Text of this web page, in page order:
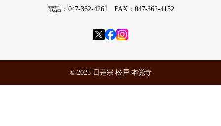
電話：047-362-4261 FAX：047-362-4152
© 2025 日蓮宗 松戸 本覚寺